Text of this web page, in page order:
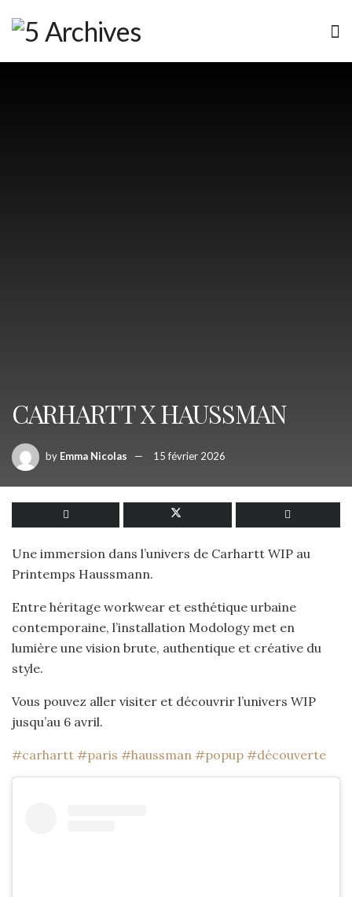
CARHARTT X HAUSSMAN
by Emma Nicolas 15 février 2026
Une immersion dans l’univers de Carhartt WIP au
Printemps Haussmann.
Entre héritage workwear et esthétique urbaine
contemporaine, l’installation Modology met en
lumière une vision brute, authentique et créative du
style.
Vous pouvez aller visiter et découvrir l’univers WIP
jusqu’au 6 avril.
#carhartt #paris #haussman #popup #découverte